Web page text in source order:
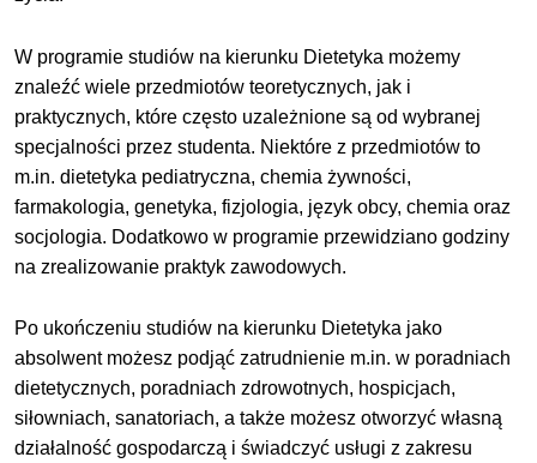
W programie studiów na kierunku Dietetyka możemy
znaleźć wiele przedmiotów teoretycznych, jak i
praktycznych, które często uzależnione są od wybranej
specjalności przez studenta. Niektóre z przedmiotów to
m.in. dietetyka pediatryczna, chemia żywności,
farmakologia, genetyka, fizjologia, język obcy, chemia oraz
socjologia. Dodatkowo w programie przewidziano godziny
na zrealizowanie praktyk zawodowych.
Po ukończeniu studiów na kierunku Dietetyka jako
absolwent możesz podjąć zatrudnienie m.in. w poradniach
dietetycznych, poradniach zdrowotnych, hospicjach,
siłowniach, sanatoriach, a także możesz otworzyć własną
działalność gospodarczą i świadczyć usługi z zakresu